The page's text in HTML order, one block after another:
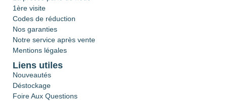
1ère visite
Codes de réduction
Nos garanties
Notre service après vente
Mentions légales
Liens utiles
Nouveautés
Déstockage
Foire Aux Questions